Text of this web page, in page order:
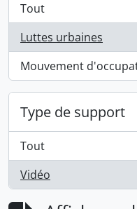
Tout
Luttes urbaines
, 1 résultats
Mouvement
, 1 résultats
Type de support
Tout
Vidéo
, 1 résultats